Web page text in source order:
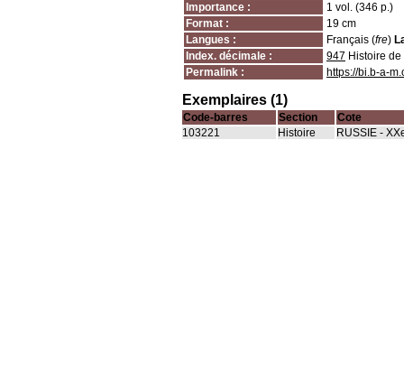
Importance :
1 vol. (346 p.)
Format :
19 cm
Langues :
Français (fre)
Index. décimale :
947 Histoire
Permalink :
https://bi.b-a-
Exemplaires (1)
Code-barres Section
Cote
103221
Histoire RUSSIE -